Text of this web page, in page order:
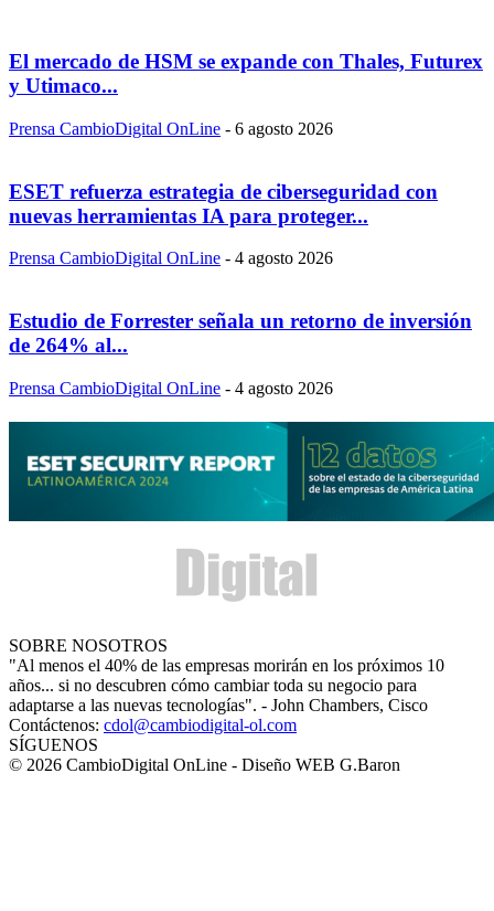
El mercado de HSM se expande con Thales, Futurex
y Utimaco...
Prensa CambioDigital OnLine - 6 agosto 2026
ESET refuerza estrategia de ciberseguridad con
nuevas herramientas IA para proteger...
Prensa CambioDigital OnLine - 4 agosto 2026
Estudio de Forrester señala un retorno de inversión
de 264% al...
Prensa CambioDigital OnLine - 4 agosto 2026
SOBRE NOSOTROS
"Al menos el 40% de las empresas morirán en los próximos 10
años... si no descubren cómo cambiar toda su negocio para
adaptarse a las nuevas tecnologías". - John Chambers, Cisco
Contáctenos: cdol@cambiodigital-ol.com
SÍGUENOS
© 2026 CambioDigital OnLine - Diseño WEB G.Baron